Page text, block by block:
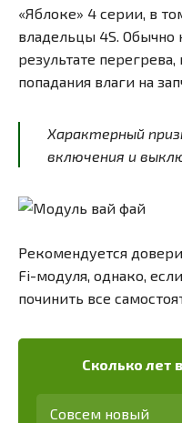
«Яблоке» 4 серии, в
владельцы 4S. Обычно
результате
попадания влаги на
Характерный
включения и
Рекомендуется
Fi-модуля, однако,
починить все
Сколько лет
Совсем новый